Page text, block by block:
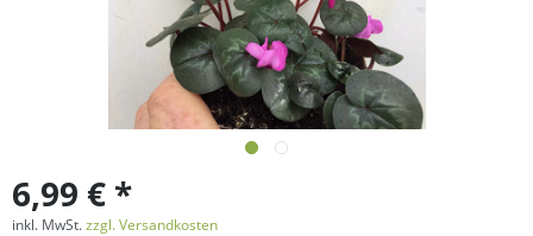
6,99 € *
inkl. MwSt.zzgl. Versandkosten